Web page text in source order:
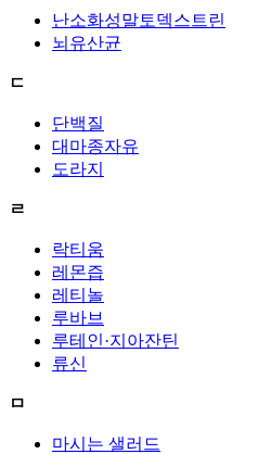
난소화성말토덱스트린
뇌유산균
ㄷ
단백질
대마종자유
도라지
ㄹ
락티움
레몬즙
레티놀
루바브
루테인·지아잔틴
류신
ㅁ
마시는 샐러드